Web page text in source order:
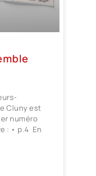
Cluny est
numéro
: • p.4 En